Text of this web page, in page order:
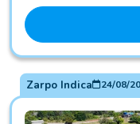
Zarpo Indica 24/08/